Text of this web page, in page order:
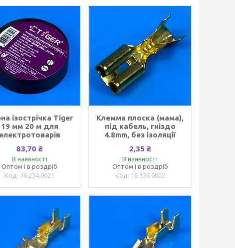
ізострічка Tiger
19 мм 20 м для
електротоварів
83,70 ₴
В наявності
Оптом і в роздріб
16.234.0021
Клемма плоска (мама),
під кабель, гніздо
4.8mm, без ізоляції
2,35 ₴
В наявності
Оптом і в роздріб
16.136.0002